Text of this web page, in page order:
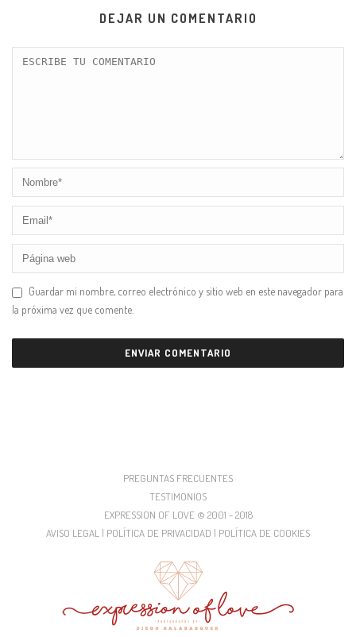
DEJAR UN COMENTARIO
Guardar mi nombre, correo electrónico y sitio web en este navegador para
la próxima vez que comente.
PREGUNTAS FRECUENTES
TESTIMONIOS
EXPRESSION OF LOVE © 2001 - 2018
AVISO LEGAL | POLÍTICA DE PRIVACIDAD | POLÍTICA DE COOKIES